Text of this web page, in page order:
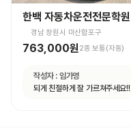
한백 자동차운전전문학원
경남 창원시 마산합포구
763,000원2종 보통(자동)
작성자 : 임가영
되게 친절하게 잘 가르쳐주세요!!